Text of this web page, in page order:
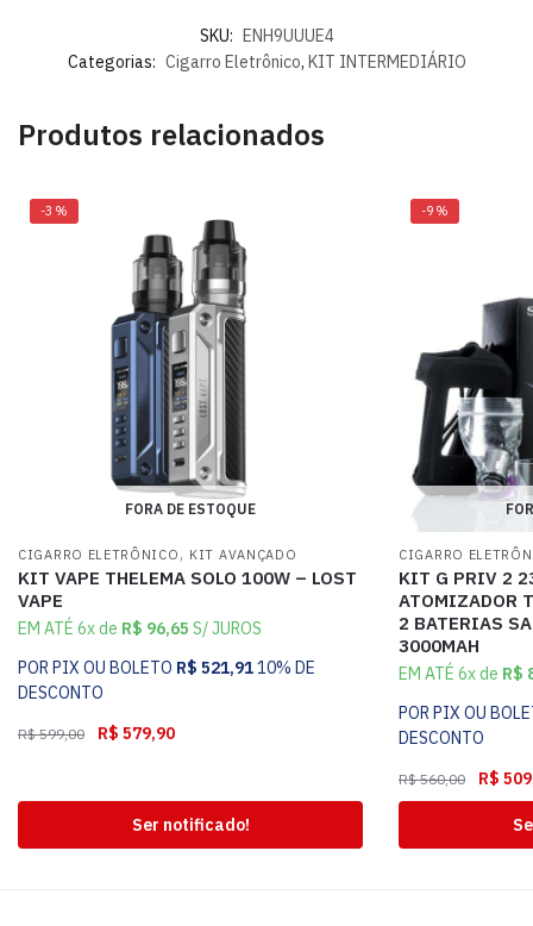
SKU: ENH9UUUE4
Categorias: Cigarro Eletrônico, KIT INTERMEDIÁRIO
Produtos relacionados
-3%
FORA DE ESTOQUE
CIGARRO ELETRÔNICO , KIT AVANÇADO
KIT VAPE THELEMA SOLO 100W – LOST
VAPE
EM ATÉ 6x de R$ 96,65 S/ JUROS
POR PIX OU BOLETO R$ 521,9110% DE
DESCONTO
R$599,00 R$ 579,90
Ser notificado!
-9%
CIGARRO
KIT G PRIV 2
ATOMIZADOR
2 BATERIAS
3000MAH
EM ATÉ 6x de R$
POR PIX OU
DESCONTO
R$560,00 R$